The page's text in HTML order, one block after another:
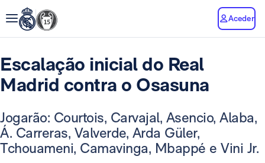
Aceder
Escalação inicial do Real
Madrid contra o Osasuna
Jogarão: Courtois, Carvajal, Asencio, Alaba,
Á. Carreras, Valverde, Arda Güler,
Tchouameni, Camavinga, Mbappé e Vini Jr.